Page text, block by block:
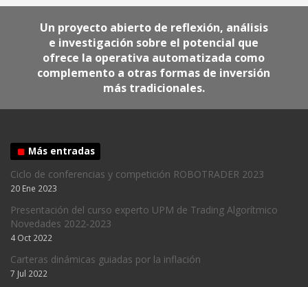
Un proyecto abierto de reflexión, análisis
e investigación sobre el potencial que
ofrece la operativa automatizada como
complemento a otras formas de inversión
más tradicionales.
Más entradas
Ciclo de conferencias y competición ROBOTRADER 2023
20 Ene 2023
Presentación del curso experto UPM de Trading Algorítmico
Novedades 2022-2023
4 Oct 2022
Carteras dinámicas guiadas por la inflación
7 Jul 2022